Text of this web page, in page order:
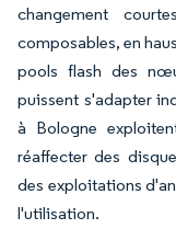
changement
composables, en
pools flash des
puissent s'adapter
à Bologne
réaffecter des
des exploitations
l'utilisation.